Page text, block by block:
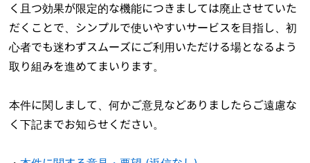
く且つ効果が限定的な機能につきましては廃止させていた
だくことで、シンプルで使いやすいサービスを目指し、初
心者でも迷わずスムーズにご利用いただける場となるよう
取り組みを進めてまいります。
本件に関しまして、何かご意見などありましたらご遠慮な
く下記までお知らせください。